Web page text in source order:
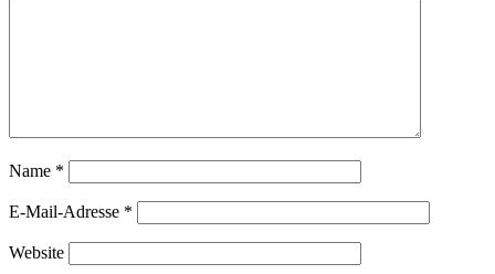
Name *
E-Mail-Adresse *
Website